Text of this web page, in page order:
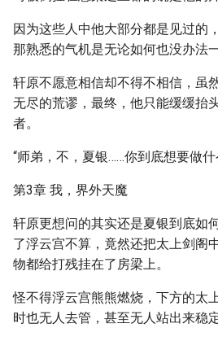
因为这些人中他大部分都是见过的
那熟悉的气机是无论如何也没办法
轩原不愿意相信却不得不相信，虽
无尽的荒谬，最终，他只能缓缓抬
者。
“师弟，不，夏银……你到底想要做什
第3章 我，界外天魔
轩原更想问的其实还是夏银到底如
了浮云宫不算，竟然还把太上剑阁
物都给打残挂在了房梁上。
怪不得浮云宫熊熊燃烧，下方的太
时也无人去管，甚至无人站出来稳